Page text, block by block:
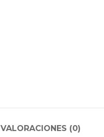
VALORACIONES (0)